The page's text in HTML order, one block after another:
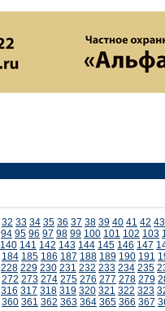
32 33 34 35 36 37 38 39 40 41 42 43
94 95 96 97 98 99 100 101 102 103
140 141 142 143 144 145 146 147
184 185 186 187 188 189 190 191
228 229 230 231 232 233 234 235
272 273 274 275 276 277 278 279
316 317 318 319 320 321 322 323
360 361 362 363 364 365 366 367